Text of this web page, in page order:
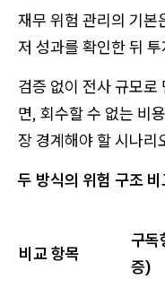
재무 위험 관리의 기본
저 성과를 확인한 뒤
검증 없이 전사 규모로
면, 회수할 수 없는 비
장 경계해야 할 시나리
두 방식의 위험 구조
비교 항목
구독
증)